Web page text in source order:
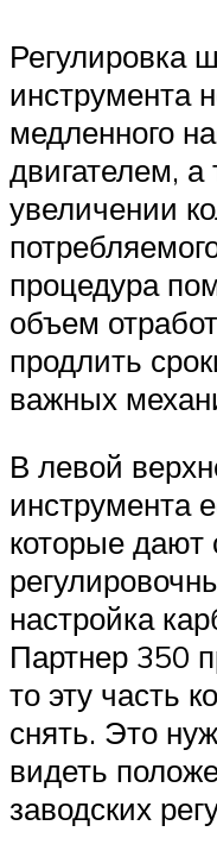
Регулировка
инструмента
медленного
двигателем, а
увеличении
процедура
объем
продлить
важных
В левой
инструмента
которые дают
настройка
Партнер 350
то эту часть
снять. Это
видеть
заводских